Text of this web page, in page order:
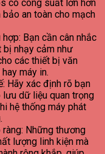
có công suất lớn hơn
an toàn cho mạch
Bạn cần cân nhắc
bị nhạy cảm như
các thiết bị văn
máy in.
Hãy xác định rõ bạn
dữ liệu quan trọng
hệ thống máy phát
Những thương
lượng linh kiện mà